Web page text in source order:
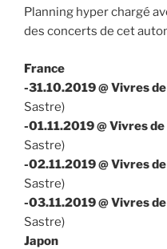
Planning hyper chargé
des concerts de cet
France
-31.10.2019 @ Vivres
Sastre)
-01.11.2019 @ Vivres
Sastre)
-02.11.2019 @ Vivres
Sastre)
-03.11.2019 @ Vivres
Sastre)
Japon